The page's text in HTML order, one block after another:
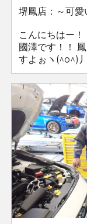
堺鳳店：～可愛
こんにちはー
國澤です！！
すよぉヽ(^o^)丿